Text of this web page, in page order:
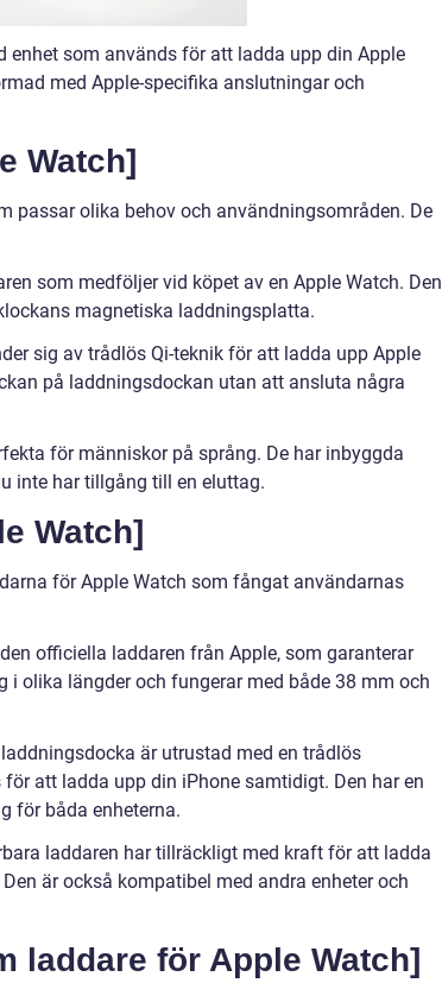
enhet som används för att ladda upp din Apple
med Apple-specifika anslutningar och
Watch]
passar olika behov och användningsområden. De
som medföljer vid köpet av en Apple Watch. Den
magnetiska laddningsplatta.
sig av trådlös Qi-teknik för att ladda upp Apple
på laddningsdockan utan att ansluta några
för människor på språng. De har inbyggda
inte har tillgång till en eluttag.
Watch]
för Apple Watch som fångat användarnas
officiella laddaren från Apple, som garanterar
olika längder och fungerar med både 38 mm och
är utrustad med en trådlös
att ladda upp din iPhone samtidigt. Den har en
för båda enheterna.
laddaren har tillräckligt med kraft för att ladda
är också kompatibel med andra enheter och
laddare för Apple Watch]